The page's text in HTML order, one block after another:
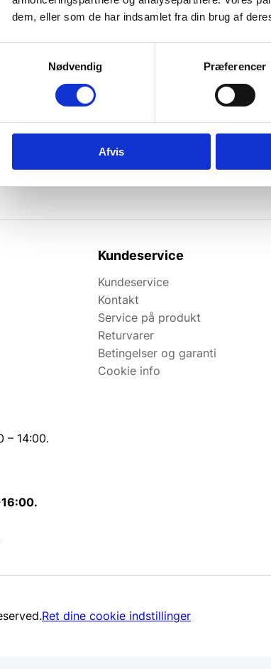
dem, eller som de har indsamlet fra din brug af
Nødvendig
Præferencer
Afvis
først!
nyhedsbrev og vær først til de bedste tilbud.
dig ikke, men sender kun relevante tilbud og
– 14:00.
Kundeservice
Kundeservice
Kontakt
Service på produkt
Returvarer
Betingelser og garanti
Cookie info
Ret dine cookie indstillinger